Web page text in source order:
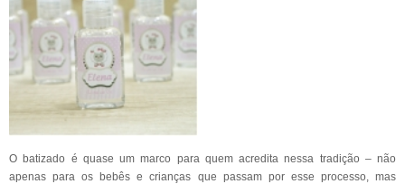
O batizado é quase um marco para quem acredita nessa tradição – não
apenas para os bebês e crianças que passam por esse processo, mas